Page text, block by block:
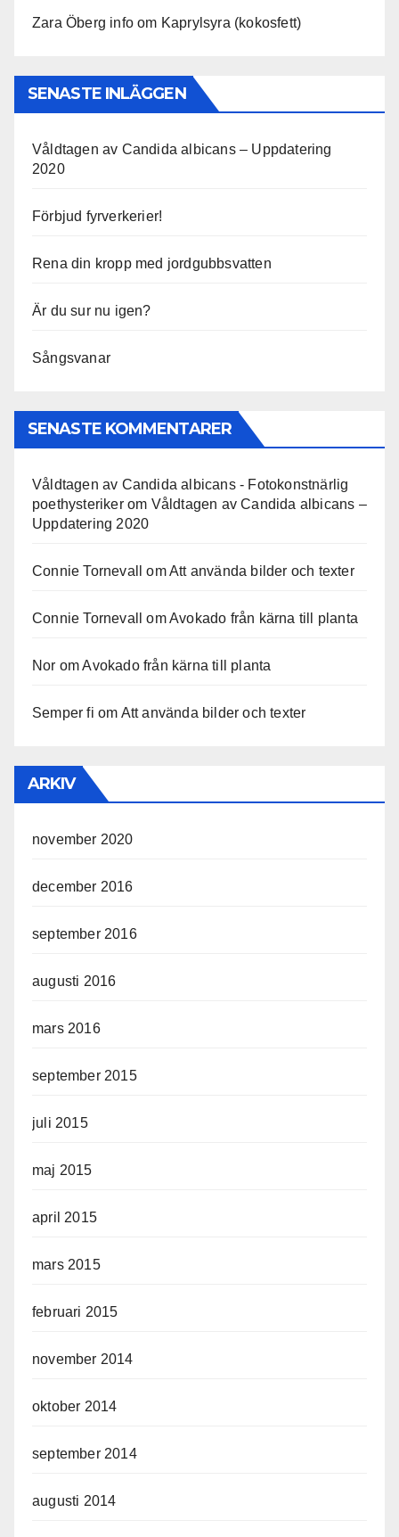
Zara Öberg info om Kaprylsyra (kokosfett)
SENASTE INLÄGGEN
Våldtagen av Candida albicans – Uppdatering
2020
Förbjud fyrverkerier!
Rena din kropp med jordgubbsvatten
Är du sur nu igen?
Sångsvanar
SENASTE KOMMENTARER
Våldtagen av Candida albicans - Fotokonstnärlig
poethysterikerom Våldtagen av Candida albicans –
Uppdatering 2020
Connie Tornevall omAtt använda bilder och texter
Connie Tornevall omAvokado från kärna till planta
Nor omAvokado från kärna till planta
Semper fi om Att använda bilder och texter
ARKIV
november 2020
december 2016
september 2016
augusti 2016
mars 2016
september 2015
juli 2015
maj 2015
april 2015
mars 2015
februari 2015
november 2014
oktober 2014
september 2014
augusti 2014